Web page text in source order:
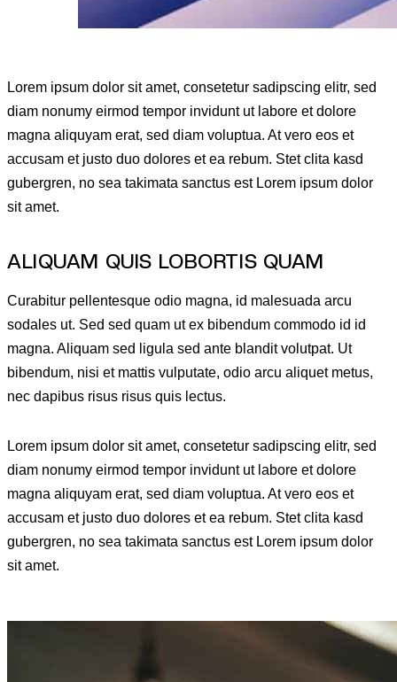
Lorem ipsum dolor sit amet, consetetur sadipscing elitr, sed
diam nonumy eirmod tempor invidunt ut labore et dolore
magna aliquyam erat, sed diam voluptua. At vero eos et
accusam et justo duo dolores et ea rebum. Stet clita kasd
gubergren, no sea takimata sanctus est Lorem ipsum dolor
sit amet.
ALIQUAM QUIS LOBORTIS QUAM
Curabitur pellentesque odio magna, id malesuada arcu
sodales ut. Sed sed quam ut ex bibendum commodo id id
magna. Aliquam sed ligula sed ante blandit volutpat. Ut
bibendum, nisi et mattis vulputate, odio arcu aliquet metus,
nec dapibus risus risus quis lectus.
Lorem ipsum dolor sit amet, consetetur sadipscing elitr, sed
diam nonumy eirmod tempor invidunt ut labore et dolore
magna aliquyam erat, sed diam voluptua. At vero eos et
accusam et justo duo dolores et ea rebum. Stet clita kasd
gubergren, no sea takimata sanctus est Lorem ipsum dolor
sit amet.